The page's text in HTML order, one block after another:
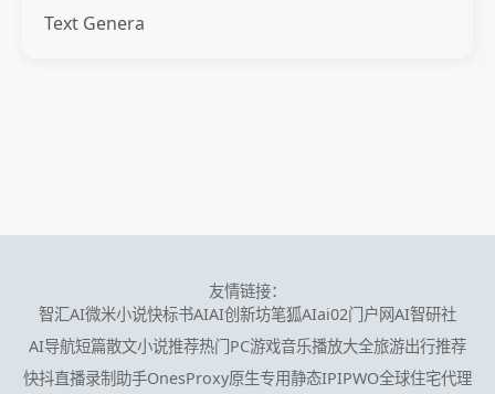
Text Genera
友情链接：
智汇AI微米小说快标书AIAI创新坊笔狐AIai02门户网AI智研社
AI导航短篇散文小说推荐热门PC游戏音乐播放大全旅游出行推荐
快抖直播录制助手OnesProxy原生专用静态IPIPWO全球住宅代理